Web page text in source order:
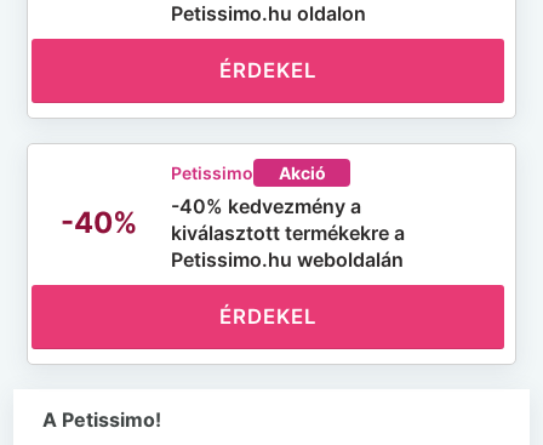
Petissimo.hu oldalon
ÉRDEKEL
-40%
Petissimo Akció
-40% kedvezmény a
kiválasztott termékekre a
Petissimo.hu weboldalán
ÉRDEKEL
A Petissimo!